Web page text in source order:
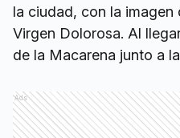
la ciudad, con la
Virgen Dolorosa. Al
de la Macarena junto a
Ads